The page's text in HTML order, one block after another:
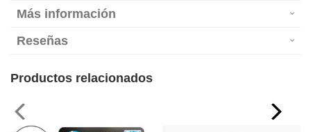
Más información
Reseñas
Productos relacionados